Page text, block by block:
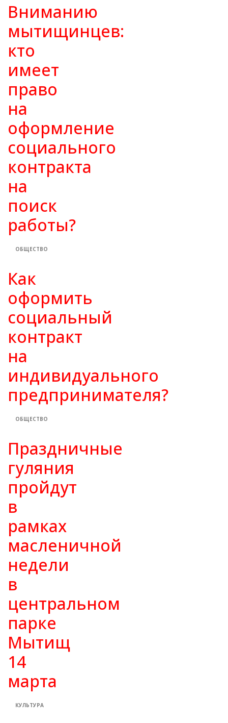
Вниманию
мытищинцев:
кто
имеет
право
на
оформление
социального
контракта
на
поиск
работы?
ОБЩЕСТВО
Как
оформить
социальный
контракт
на
индивидуального
предпринимателя?
ОБЩЕСТВО
Праздничные
гуляния
пройдут
в
рамках
масленичной
недели
в
центральном
парке
Мытищ
14
марта
КУЛЬТУРА